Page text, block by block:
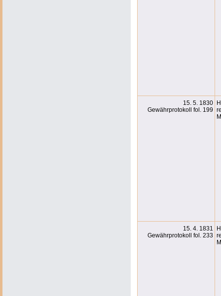
15. 5. 1830
Gewährprotokoll fol. 199
15. 4. 1831
Gewährprotokoll fol. 233